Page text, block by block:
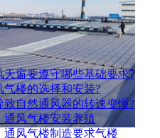
天窗要遵守哪些基础要求?
气楼的选择和安装?
致自然通风器的转速变慢?
通风气楼安装养殖
通风气楼制造要求气楼